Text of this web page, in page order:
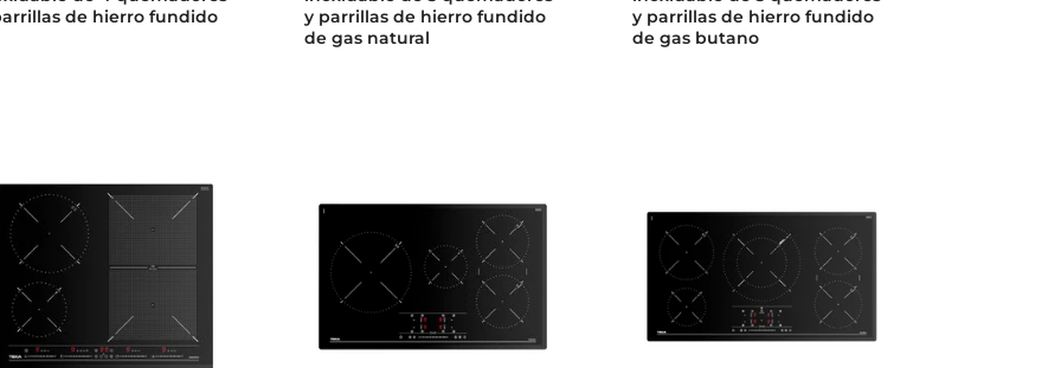
de hierro fundido
y parrillas de hierro fundido
de gas natural
y parrillas de hierro fundido
de gas butano